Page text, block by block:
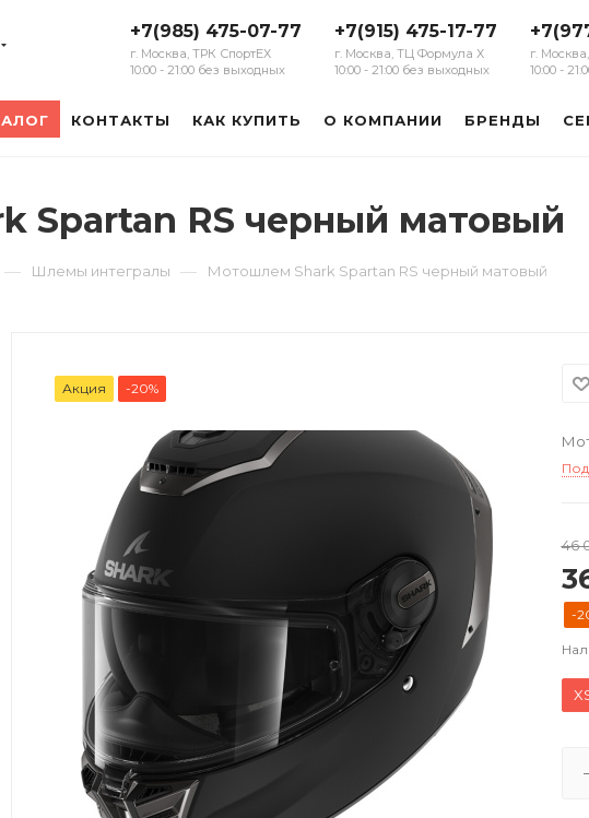
+7(985) 475-07-77
г. Москва, ТРК СпортЕХ
10:00 - 21:00 без выходных
+7(915) 475-17-77
г. Москва, ТЦ Формула Х
10:00 - 21:00 без выходных
г.
10:00 -
КОНТАКТЫ КАК КУПИТЬ О КОМПАНИИ БРЕНДЫ
Spartan RS черный матовый
— Шлемы интегралы — Мотошлем Shark Spartan RS черный матовый
Акция -20%
46
-